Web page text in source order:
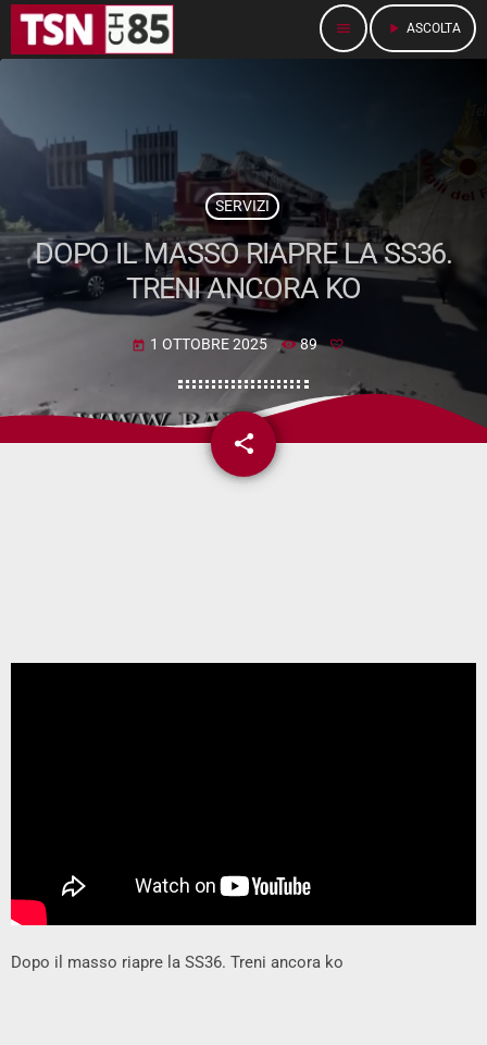
menu play_arrow ASCOLTA
SERVIZI
DOPO IL MASSO RIAPRE LA SS36.
TRENI ANCORA KO
today 1 OTTOBRE 2025 89
share
email
Dopo il masso riapre la SS36. Treni ancora ko